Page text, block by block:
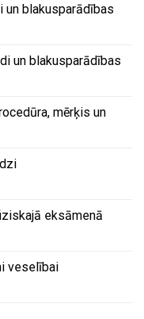
blakusparādības
un blakusparādības
mērķis un
eksāmenā
veselībai